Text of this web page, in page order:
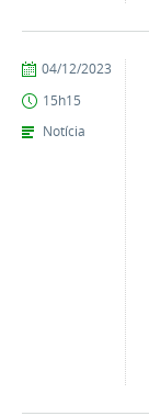
publicado
04/12/2023
15h15
Notícia